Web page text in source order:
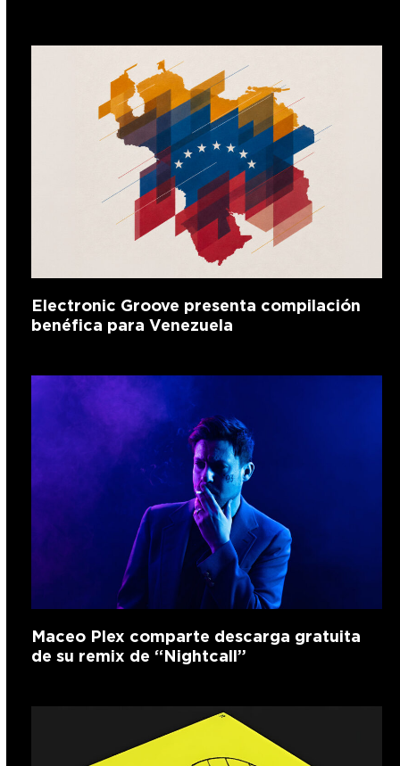
Electronic Groove presenta compilación
benéfica para Venezuela
Maceo Plex comparte descarga gratuita
de su remix de “Nightcall”